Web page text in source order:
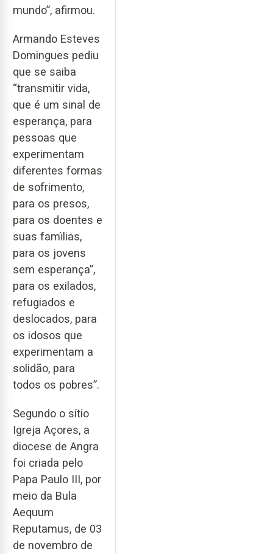
mundo”, afirmou.
Armando Esteves
Domingues pediu
que se saiba
“transmitir vida,
que é um sinal de
esperança, para
pessoas que
experimentam
diferentes formas
de sofrimento,
para os presos,
para os doentes e
suas famı́lias,
para os jovens
sem esperança”,
para os exilados,
refugiados e
deslocados, para
os idosos que
experimentam a
solidão, para
todos os pobres”.
Segundo o sítio
Igreja Açores, a
diocese de Angra
foi criada pelo
Papa Paulo III, por
meio da Bula
Aequum
Reputamus, de 03
de novembro de